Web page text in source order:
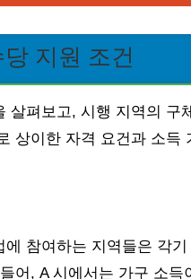
지원 조건
살펴보고, 시행 지역의
상이한 자격 요건과 소득
에 참여하는 지역들은 각
어, A 시에서는 가구 소